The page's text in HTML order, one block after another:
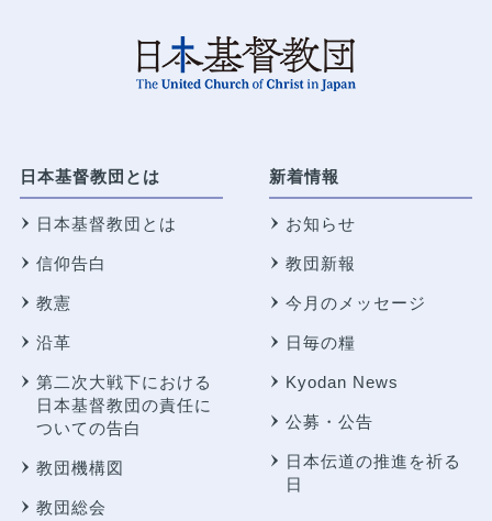
日本基督教団とは
日本基督教団とは
信仰告白
教憲
沿革
第二次大戦下における
日本基督教団の責任に
ついての告白
教団機構図
教団総会
新着情報
お知らせ
教団新報
今月のメッセージ
日毎の糧
Kyodan News
公募・公告
日本伝道の推進を祈る
日